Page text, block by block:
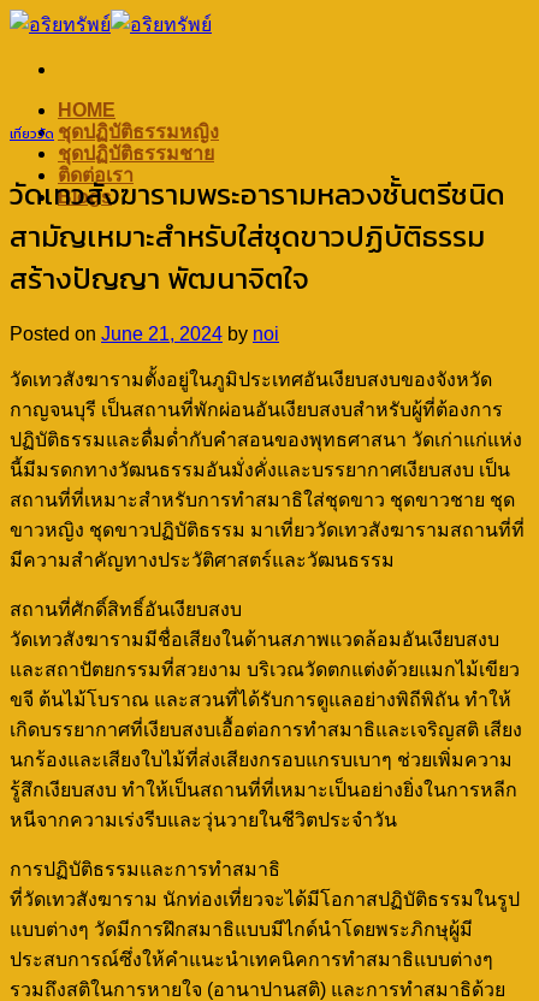
Skip
HOME
ชุดปฏิบัติธรรมหญิง
ชุดปฏิบัติธรรมชาย
ติดต่อเรา
Blogs
เที่ยววัด
วัดเทวสังฆารามพระอารามหลวงชั้นตรีชนิด
สามัญเหมาะสำหรับใส่ชุดขาวปฏิบัติธรรม
สร้างปัญญา พัฒนาจิตใจ
Posted on June 21, 2024 by noi
วัดเทวสังฆารามตั้งอยู่ในภูมิประเทศอันเงียบสงบของจังหวัด
กาญจนบุรี เป็นสถานที่พักผ่อนอันเงียบสงบสำหรับผู้ที่ต้องการ
ปฏิบัติธรรมและดื่มด่ำกับคำสอนของพุทธศาสนา วัดเก่าแก่แห่ง
นี้มีมรดกทางวัฒนธรรมอันมั่งคั่งและบรรยากาศเงียบสงบ เป็น
สถานที่ที่เหมาะสำหรับการทำสมาธิใส่ชุดขาว ชุดขาวชาย ชุด
ขาวหญิง ชุดขาวปฏิบัติธรรม มาเที่ยววัดเทวสังฆารามสถานที่ที่
มีความสำคัญทางประวัติศาสตร์และวัฒนธรรม
สถานที่ศักดิ์สิทธิ์อันเงียบสงบ
วัดเทวสังฆารามมีชื่อเสียงในด้านสภาพแวดล้อมอันเงียบสงบ
และสถาปัตยกรรมที่สวยงาม บริเวณวัดตกแต่งด้วยแมกไม้เขียว
ขจี ต้นไม้โบราณ และสวนที่ได้รับการดูแลอย่างพิถีพิถัน ทำให้
เกิดบรรยากาศที่เงียบสงบเอื้อต่อการทำสมาธิและเจริญสติ เสียง
นกร้องและเสียงใบไม้ที่ส่งเสียงกรอบแกรบเบาๆ ช่วยเพิ่มความ
รู้สึกเงียบสงบ ทำให้เป็นสถานที่ที่เหมาะเป็นอย่างยิ่งในการหลีก
หนีจากความเร่งรีบและวุ่นวายในชีวิตประจำวัน
การปฏิบัติธรรมและการทำสมาธิ
ที่วัดเทวสังฆาราม นักท่องเที่ยวจะได้มีโอกาสปฏิบัติธรรมในรูป
แบบต่างๆ วัดมีการฝึกสมาธิแบบมีไกด์นำโดยพระภิกษุผู้มี
ประสบการณ์ซึ่งให้คำแนะนำเทคนิคการทำสมาธิแบบต่างๆ
รวมถึงสติในการหายใจ (อานาปานสติ) และการทำสมาธิด้วย